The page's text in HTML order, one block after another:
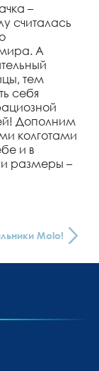
–
считалась
мира. А
тем
себя
Дополним
колготами
и в
и размеры –
Molo!